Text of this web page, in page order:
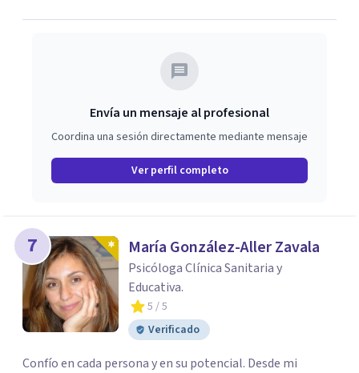
disfrutar de su vida.
Envía un mensaje al profesional
Coordina una sesión directamente mediante mensaje
Ver perfil completo
7 María González-Aller Zavala
Psicóloga Clínica Sanitaria y
Educativa.
5 / 5
Verificado
Confío en cada persona y en su potencial. Desde mi